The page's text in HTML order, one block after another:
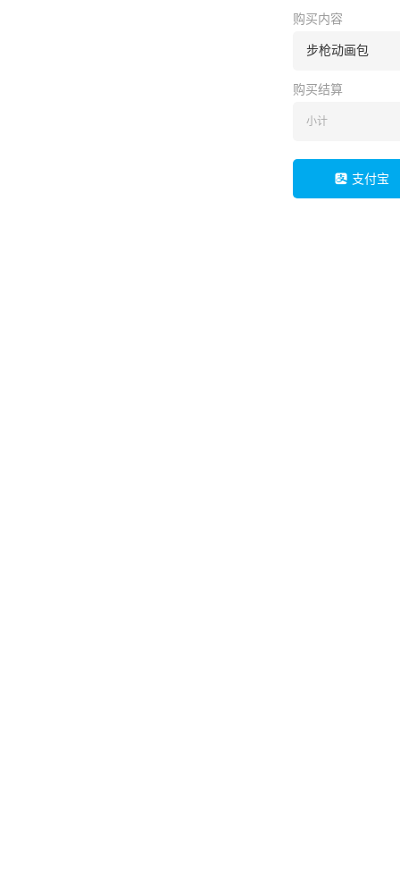
购买内容
步枪动画包
购买结算
小计
支付宝